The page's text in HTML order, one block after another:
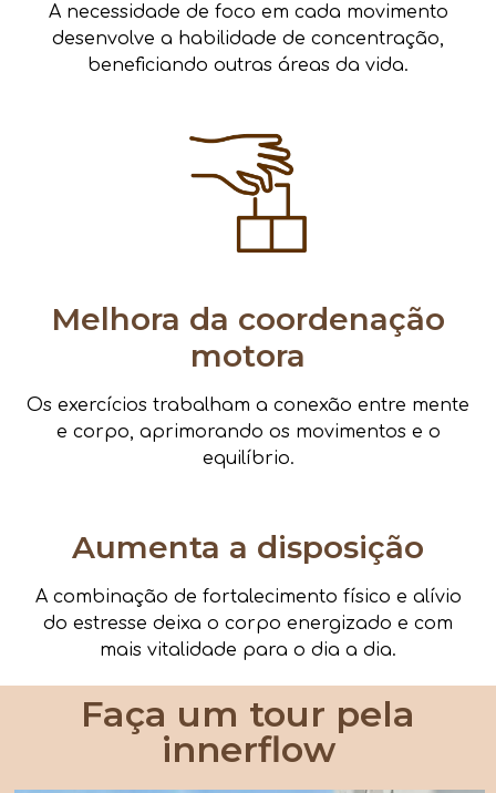
A necessidade de foco em cada movimento
desenvolve a habilidade de concentração,
beneficiando outras áreas da vida.
Melhora da coordenação
motora
Os exercícios trabalham a conexão entre mente
e corpo, aprimorando os movimentos e o
equilíbrio.
Aumenta a disposição
A combinação de fortalecimento físico e alívio
do estresse deixa o corpo energizado e com
mais vitalidade para o dia a dia.
Faça um tour pela
innerflow